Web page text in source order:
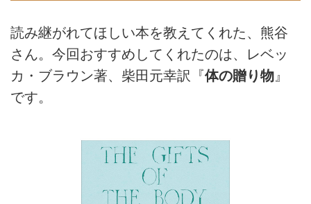
読み継がれてほしい本を教えてくれた、熊谷
さん。今回おすすめしてくれたのは、レベッ
カ・ブラウン著、柴田元幸訳『体の贈り物 』
です。